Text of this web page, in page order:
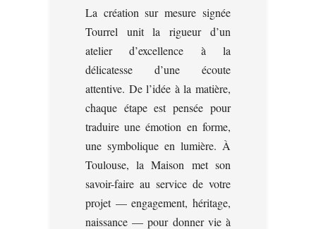
La création sur mesure signée
Tourrel unit la rigueur d’un
atelier d’excellence à la
délicatesse d’une écoute
attentive. De l’idée à la matière,
chaque étape est pensée pour
traduire une émotion en forme,
une symbolique en lumière. À
Toulouse, la Maison met son
savoir-faire au service de votre
projet — engagement, héritage,
naissance — pour donner vie à